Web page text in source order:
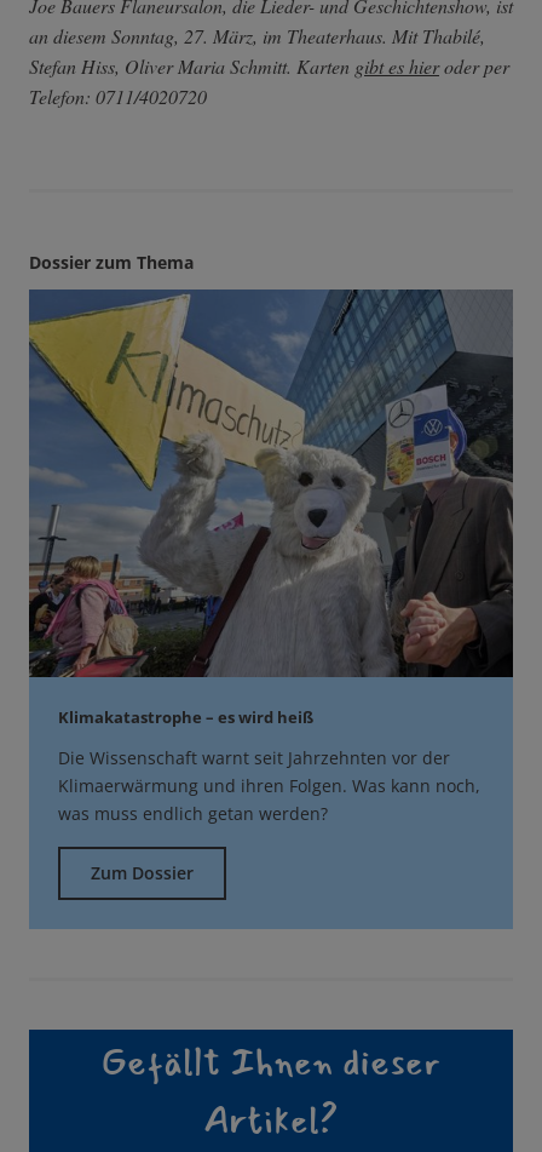
Joe Bauers Flaneursalon, die Lieder- und Geschichtenshow, ist
an diesem Sonntag, 27. März, im Theaterhaus. Mit Thabilé,
Stefan Hiss, Oliver Maria Schmitt. Karten gibt es hieroder per
Telefon: 0711/4020720
Dossier zum Thema
Klimakatastrophe – es wird heiß
Die Wissenschaft warnt seit Jahrzehnten vor der
Klimaerwärmung und ihren Folgen. Was kann noch,
was muss endlich getan werden?
Zum Dossier
Gefällt Ihnen dieser
Artikel?